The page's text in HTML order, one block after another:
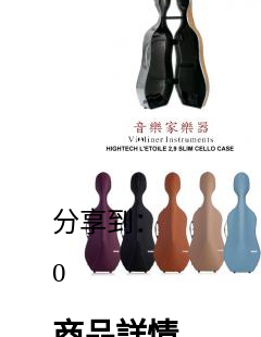
分享到：
0